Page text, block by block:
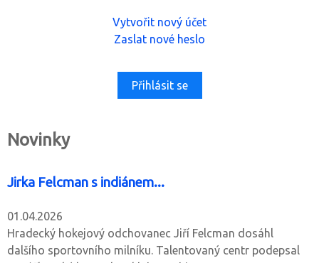
Vytvořit nový účet
Zaslat nové heslo
Novinky
Jirka Felcman s indiánem...
01.04.2026
Hradecký hokejový odchovanec Jiří Felcman dosáhl
dalšího sportovního milníku. Talentovaný centr podepsal